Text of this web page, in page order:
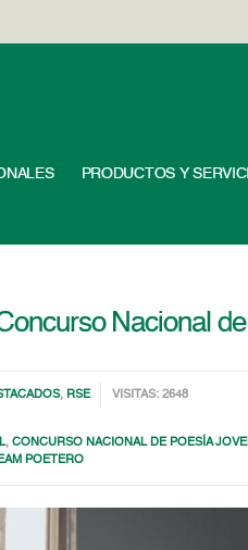
PRODUCTOS Y
Nacional
, RSE VISITAS: 2648
,CONCURSO NACIONAL DE POESÍA
POETERO